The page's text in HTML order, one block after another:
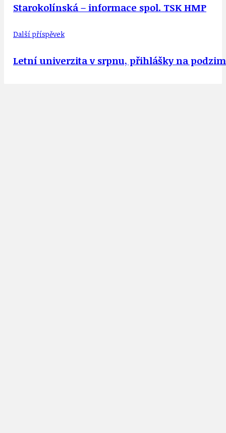
Starokolínská – informace spol. TSK HMP
Další příspěvek
Letní univerzita v srpnu, přihlášky na